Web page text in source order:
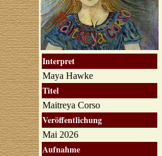
Interpret
Maya Hawke
Titel
Maitreya Corso
Veröffentlichung
Mai 2026
Aufnahme